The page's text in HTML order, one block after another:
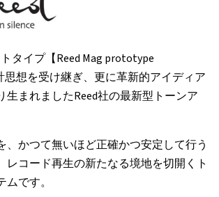
タイプ【Reed Mag prototype
想を受け継ぎ、更に革新的アイディア
生まれましたReed社の最新型トーンア
、かつて無いほど正確かつ安定して行う
レコード再生の新たなる境地を切開くト
です。